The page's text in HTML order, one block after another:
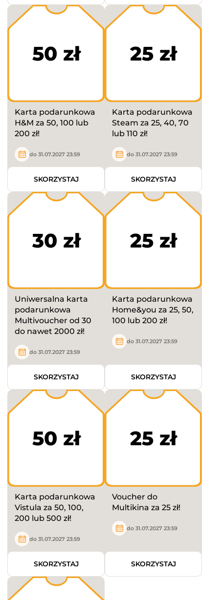
50 zł
Karta podarunkowa
H&M za 50, 100 lub
200 zł!
do 31.07.2027 23:59
SKORZYSTAJ
25 zł
Karta podarunkowa
Steam za 25, 40, 70
lub 110 zł!
do 31.07.2027 23:59
SKORZYSTAJ
30 zł
Uniwersalna karta
podarunkowa
Multivoucher od 30
do nawet 2000 zł!
do 31.07.2027 23:59
SKORZYSTAJ
25 zł
Karta podarunkowa
Home&you za 25, 50,
100 lub 200 zł!
do 31.07.2027 23:59
SKORZYSTAJ
50 zł
Karta podarunkowa
Vistula za 50, 100,
200 lub 500 zł!
do 31.07.2027 23:59
SKORZYSTAJ
25 zł
Voucher do
Multikina za 25 zł!
do 31.07.2027 23:59
SKORZYSTAJ